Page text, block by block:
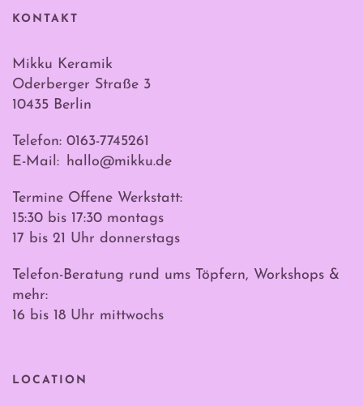
KONTAKT
Mikku Keramik
Oderberger Straße 3
10435 Berlin
Telefon: 0163-7745261
E-Mail: hallo@mikku.de
Termine Offene Werkstatt:
15:30 bis 17:30 montags
17 bis 21 Uhr donnerstags
Telefon-Beratung rund ums Töpfern, Workshops &
mehr:
16 bis 18 Uhr mittwochs
LOCATION